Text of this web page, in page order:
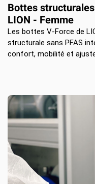
Bottes
LION - Femme
Les bottes V-Force de
structurale sans PFAS
confort, mobilité et